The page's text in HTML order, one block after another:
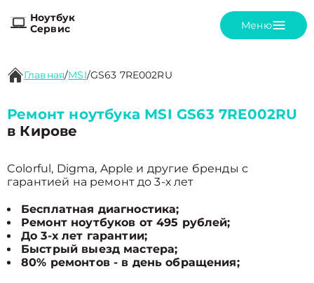
Ноутбук
Сервис
Меню
Главная/MSI/GS63 7RE002RU
Ремонт ноутбука MSI GS63 7RE002RU
в Кирове
Colorful, Digma, Apple и другие бренды с
гарантией на ремонт до 3-х лет
Бесплатная диагностика;
Ремонт ноутбуков от 495 рублей;
До 3-х лет гарантии;
Быстрый выезд мастера;
80% ремонтов - в день обращения;